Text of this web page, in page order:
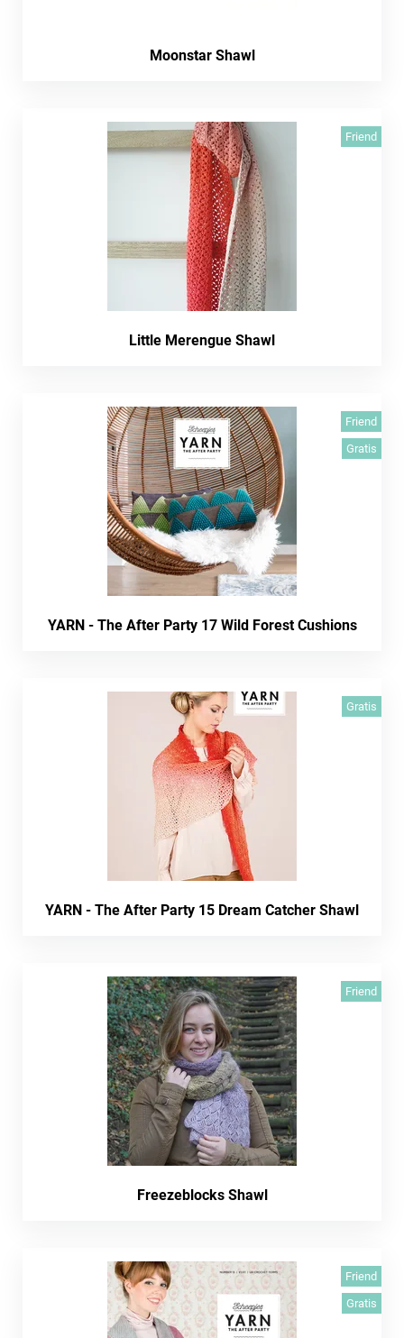
Moonstar Shawl
Friend
Little Merengue Shawl
Friend
Gratis
YARN - The After Party 17 Wild Forest Cushions
Gratis
YARN - The After Party 15 Dream Catcher Shawl
Friend
Freezeblocks Shawl
Friend
Gratis